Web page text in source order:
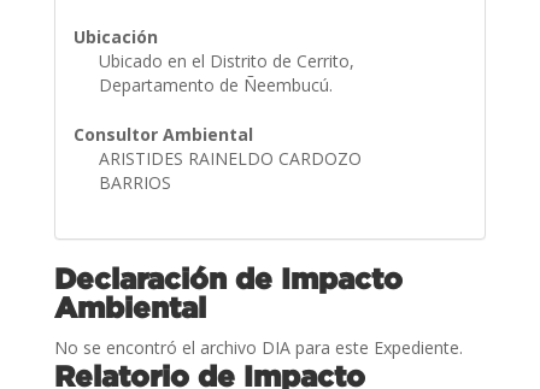
Ubicación
Ubicado en el Distrito de Cerrito,
Departamento de Ñeembucú.
Consultor Ambiental
ARISTIDES RAINELDO CARDOZO
BARRIOS
Declaración de Impacto
Ambiental
No se encontró el archivo DIA para este Expediente.
Relatorio de Impacto